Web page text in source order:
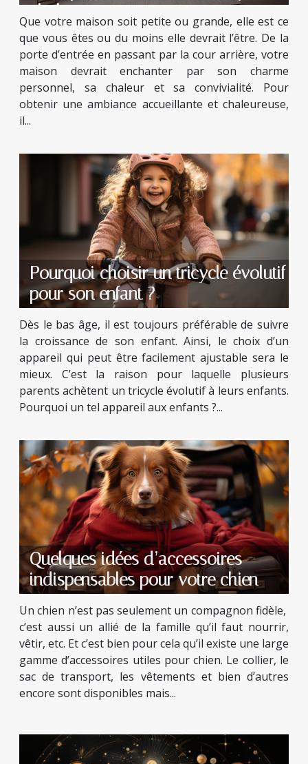
chaleureuse
Que votre maison soit petite ou grande, elle est ce
que vous êtes ou du moins elle devrait l’être. De la
porte d’entrée en passant par la cour arrière, votre
maison devrait enchanter par son charme
personnel, sa chaleur et sa convivialité. Pour
obtenir une ambiance accueillante et chaleureuse,
il...
Pourquoi choisir un tricycle évolutif
pour son enfant ?
Dès le bas âge, il est toujours préférable de suivre
la croissance de son enfant. Ainsi, le choix d’un
appareil qui peut être facilement ajustable sera le
mieux. C’est la raison pour laquelle plusieurs
parents achètent un tricycle évolutif à leurs enfants.
Pourquoi un tel appareil aux enfants ?...
Quelques idées d’accessoires
indispensables pour votre chien
Un chien n’est pas seulement un compagnon fidèle,
c’est aussi un allié de la famille qu’il faut nourrir,
vêtir, etc. Et c’est bien pour cela qu’il existe une large
gamme d’accessoires utiles pour chien. Le collier, le
sac de transport, les vêtements et bien d’autres
encore sont disponibles mais...